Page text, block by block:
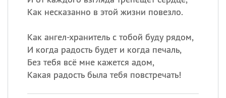
Как несказанно в этой жизни повезло.
Как ангел-хранитель с тобой буду рядом,
И когда радость будет и когда печаль,
Без тебя всё мне кажется адом,
Какая радость была тебя повстречать!